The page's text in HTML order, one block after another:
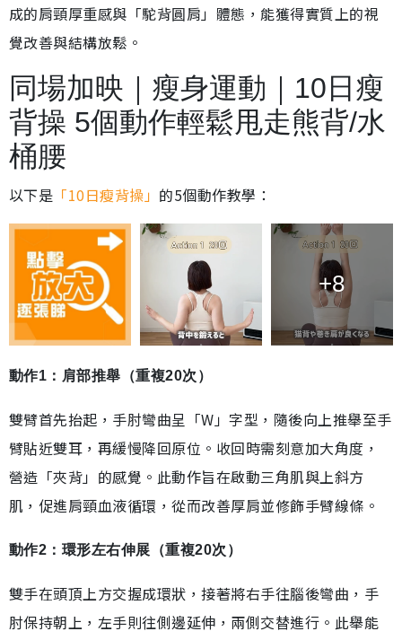
成的肩頸厚重感與「駝背圓肩」體態，能獲得實質上的視
覺改善與結構放鬆。
同場加映｜瘦身運動｜10日瘦
背操 5個動作輕鬆甩走熊背/水
桶腰
以下是 「10日瘦背操」 的5個動作教學：
+8
動作1：肩部推舉（重複20次）
雙臂首先抬起，手肘彎曲呈「W」字型，隨後向上推舉至手
臂貼近雙耳，再緩慢降回原位。收回時需刻意加大角度，
營造「夾背」的感覺。此動作旨在啟動三角肌與上斜方
肌，促進肩頸血液循環，從而改善厚肩並修飾手臂線條。
動作2：環形左右伸展（重複20次）
雙手在頭頂上方交握成環狀，接著將右手往腦後彎曲，手
肘保持朝上，左手則往側邊延伸，兩側交替進行。此舉能